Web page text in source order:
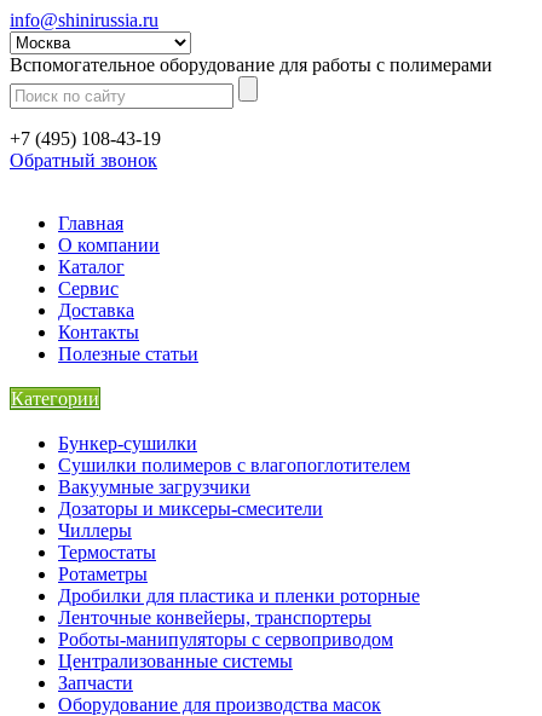
info@shinirussia.ru
Вспомогательное оборудование для работы с полимерами
+7 (495) 108-43-19
Обратный звонок
Главная
О компании
Каталог
Сервис
Доставка
Контакты
Полезные статьи
Категории
Бункер-сушилки
Сушилки полимеров с влагопоглотителем
Вакуумные загрузчики
Дозаторы и миксеры-смесители
Чиллеры
Термостаты
Ротаметры
Дробилки для пластика и пленки роторные
Ленточные конвейеры, транспортеры
Роботы-манипуляторы с сервоприводом
Централизованные системы
Запчасти
Оборудование для производства масок